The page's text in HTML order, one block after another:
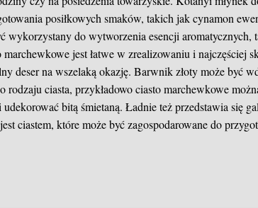
posiłkowych smaków, takich jak cynamon
wykorzystany do wytworzenia esencji aromatycznych,
marchewkowe jest łatwe w zrealizowaniu i najczęściej
deser na wszelaką okazję. Barwnik złoty może być
rodzaju ciasta, przykładowo ciasto marchewkowe
bitą śmietaną. Ładnie też przedstawia się
ciastem, które może być zagospodarowane do